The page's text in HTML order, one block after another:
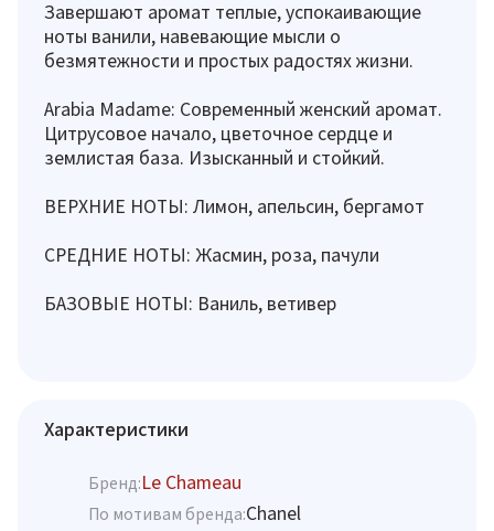
Завершают аромат теплые, успокаивающие
ноты ванили, навевающие мысли о
безмятежности и простых радостях жизни.
Arabia Madame: Современный женский аромат.
Цитрусовое начало, цветочное сердце и
землистая база. Изысканный и стойкий.
ВЕРХНИЕ НОТЫ: Лимон, апельсин, бергамот
СРЕДНИЕ НОТЫ: Жасмин, роза, пачули
БАЗОВЫЕ НОТЫ: Ваниль, ветивер
Характеристики
Бренд:Le Chameau
По мотивам бренда:Chanel